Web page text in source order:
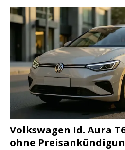
Volkswagen Id. Aura
ohne